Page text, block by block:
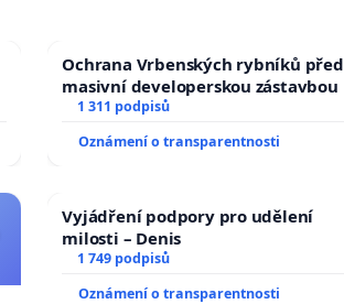
Ochrana Vrbenských rybníků před
masivní developerskou zástavbou
1 311 podpisů
Oznámení o transparentnosti
Vyjádření podpory pro udělení
milosti – Denis
1 749 podpisů
Oznámení o transparentnosti